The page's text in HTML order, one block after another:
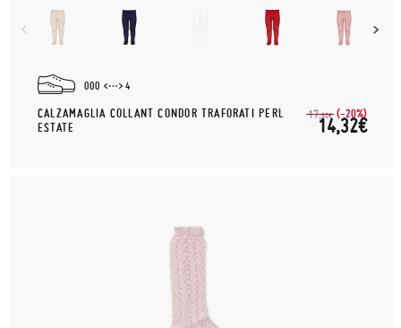
000 4
CALZAMAGLIA COLLANT CONDOR TRAFORATI PERL
ESTATE
17,90€ (-20%)
14,32€